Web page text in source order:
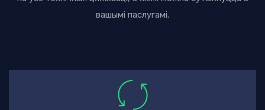
вашымі паслугамі.